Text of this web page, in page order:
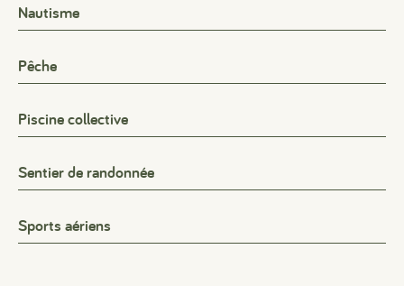
Nautisme
Pêche
Piscine collective
Sentier de randonnée
Sports aériens